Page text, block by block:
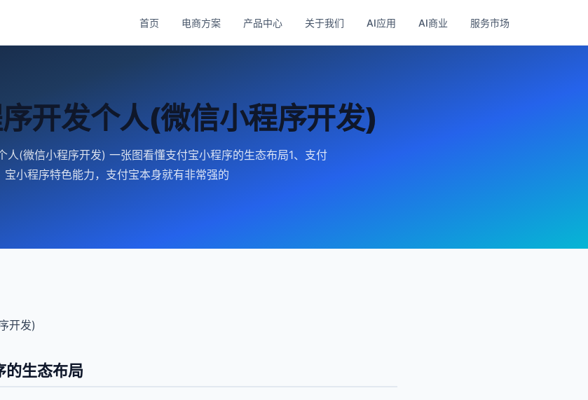
首页 电商方案 产品中心 关于我们 AI应用 AI商业 服务市场
开发个人(微信小程序开发)
人(微信小程序开发) 一张图看懂支付宝小程序的生态布局1、支付
宝小程序特色能力，支付宝本身就有非常强的
开发)
的生态布局